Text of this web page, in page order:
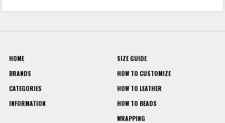
HOME
BRANDS
CATEGORIES
INFORMATION
SIZE GUIDE
HOW TO CUSTOMIZE
HOW TO LEATHER
HOW TO BEADS
WRAPPING